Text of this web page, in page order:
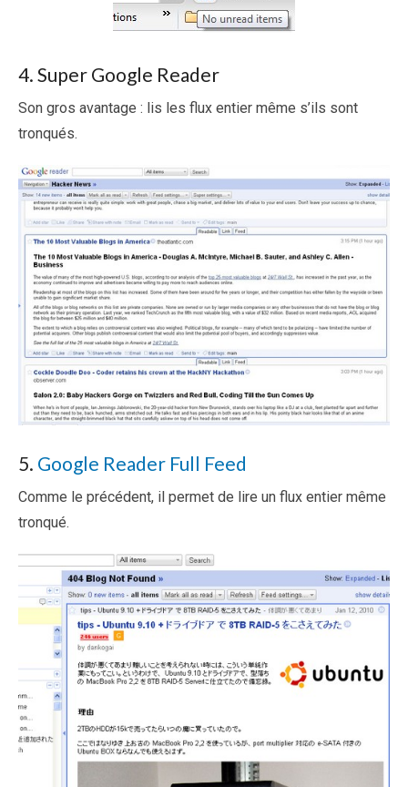
4. Super Google Reader
Son gros avantage : lis les flux entier même s’ils sont
tronqués.
5. Google Reader Full Feed
Comme le précédent, il permet de lire un flux entier même
tronqué.